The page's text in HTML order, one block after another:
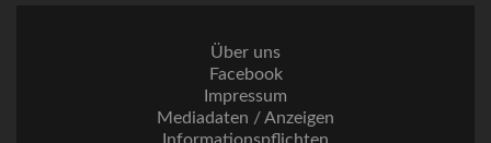
Über uns
Facebook
Impressum
Mediadaten / Anzeigen